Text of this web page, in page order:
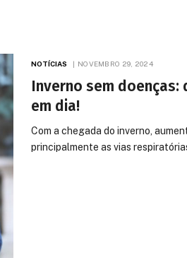
NOTÍCIAS NOVEMBRO 29, 2024
Inverno sem doenças:
em dia!
Com a chegada do inverno,
principalmente as vias